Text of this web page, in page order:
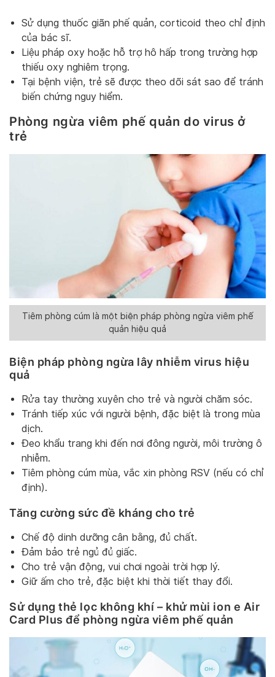
Sử dụng thuốc giãn phế quản, corticoid theo chỉ định
của bác sĩ.
Liệu pháp oxy hoặc hỗ trợ hô hấp trong trường hợp
thiếu oxy nghiêm trọng.
Tại bệnh viện, trẻ sẽ được theo dõi sát sao để tránh
biến chứng nguy hiểm.
Phòng ngừa viêm phế quản do virus ở
trẻ
Tiêm phòng cúm là một biện pháp phòng ngừa viêm phế
quản hiệu quả
Biện pháp phòng ngừa lây nhiễm virus hiệu
quả
Rửa tay thường xuyên cho trẻ và người chăm sóc.
Tránh tiếp xúc với người bệnh, đặc biệt là trong mùa
dịch.
Đeo khẩu trang khi đến nơi đông người, môi trường ô
nhiễm.
Tiêm phòng cúm mùa, vắc xin phòng RSV (nếu có chỉ
định).
Tăng cường sức đề kháng cho trẻ
Chế độ dinh dưỡng cân bằng, đủ chất.
Đảm bảo trẻ ngủ đủ giấc.
Cho trẻ vận động, vui chơi ngoài trời hợp lý.
Giữ ấm cho trẻ, đặc biệt khi thời tiết thay đổi.
Sử dụng thẻ lọc không khí – khử mùi ion e Air
Card Plus để phòng ngừa viêm phế quản